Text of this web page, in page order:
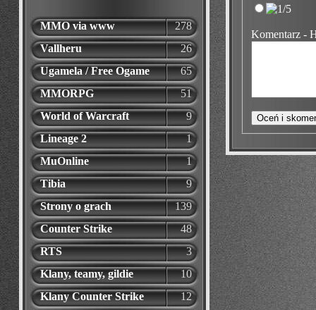
MMO via www
278
Vallheru
26
Ugamela / Free Ogame
65
MMORPG
51
World of Warcraft
9
Lineage 2
1
MuOnline
1
Tibia
9
Strony o grach
139
Counter Strike
48
RTS
3
Klany, teamy, gildie
10
Klany Counter Strike
12
Komentarz -